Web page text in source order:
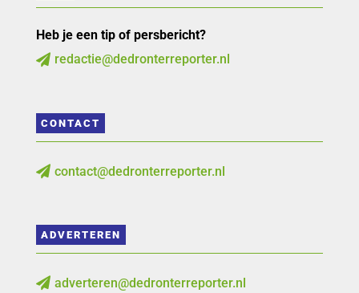
Heb je een tip of persbericht?
 redactie@dedronterreporter.nl
CONTACT
 contact@dedronterreporter.nl
ADVERTEREN
 adverteren@dedronterreporter.nl